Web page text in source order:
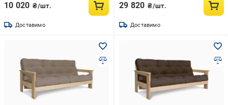
10 020 ₴/шт.
Доставимо
29 820 ₴/шт.
Доставимо